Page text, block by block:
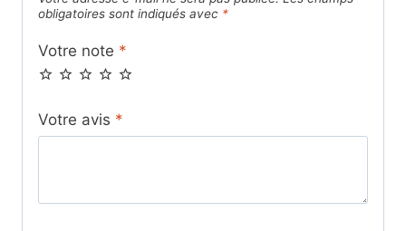
obligatoires sont indiqués avec *
Votre note *
Votre avis *